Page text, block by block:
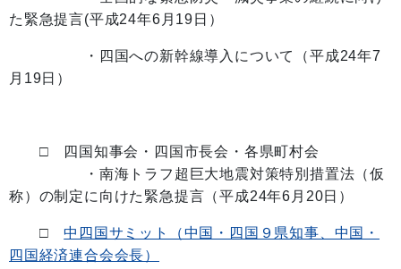
た緊急提言(平成24年6月19日）
・四国への新幹線導入について（平成24年7
月19日）
□ 四国知事会・四国市長会・各県町村会
・ 南海トラフ超巨大地震対策特別措置法（仮
称）の制定に向けた緊急提言（平成24年6月20日）
□中四国サミット（中国・四国９県知事、中国・
四国経済連合会会長）